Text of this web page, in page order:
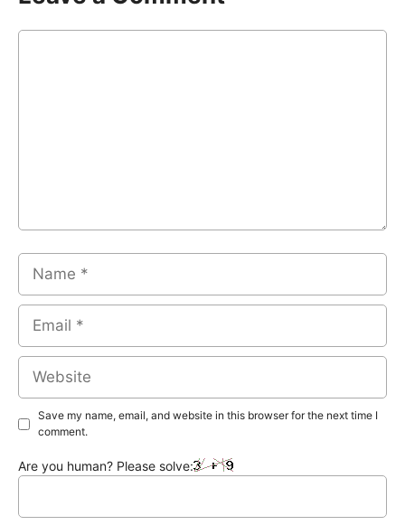
Comment
Name
Email
Website
Save my name, email, and website in this browser for the next time I
comment.
Are you human? Please solve: